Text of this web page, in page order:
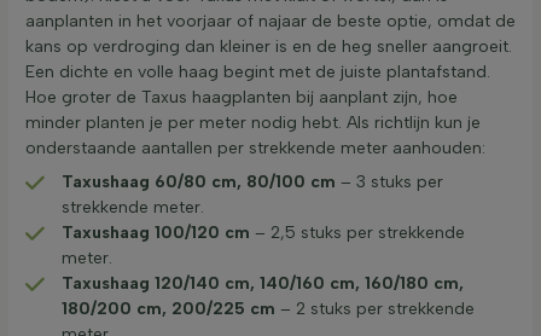
aanplanten in het voorjaar of najaar de beste optie, omdat de
kans op verdroging dan kleiner is en de heg sneller aangroeit.
Een dichte en volle haag begint met de juiste plantafstand.
Hoe groter de Taxus haagplanten bij aanplant zijn, hoe
minder planten je per meter nodig hebt. Als richtlijn kun je
onderstaande aantallen per strekkende meter aanhouden:
Taxushaag 60/80 cm, 80/100 cm – 3 stuks per
strekkende meter.
Taxushaag 100/120 cm – 2,5 stuks per strekkende
meter.
Taxushaag 120/140 cm, 140/160 cm, 160/180 cm,
180/200 cm, 200/225 cm – 2 stuks per strekkende